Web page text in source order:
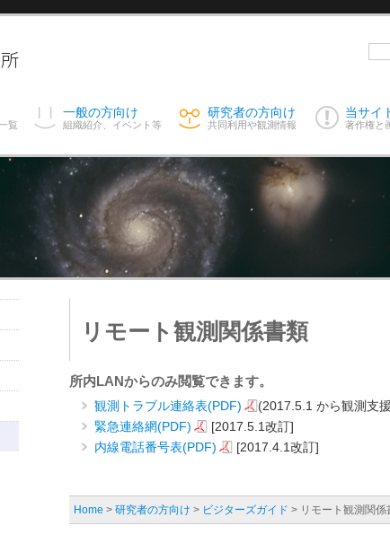
覧
一般の方向け
組織紹介、イベント等
研究者の方向け
共同利用や観測情報
当サイ
著作権と
リモート観測関係書類
所内LANからのみ閲覧できます。
観測トラブル連絡表(PDF)
(2017.5.1 から観測支
緊急連絡網(PDF)
[2017.5.1改訂]
内線電話番号表(PDF)
[2017.4.1改訂]
Home > 研究者の方向け > ビジターズガイド > リモート観測関係